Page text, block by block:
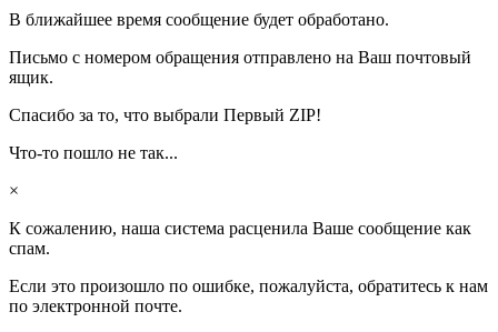
В ближайшее время сообщение будет обработано.
Письмо с номером обращения отправлено на Ваш почтовый
ящик.
Спасибо за то, что выбрали Первый ZIP!
Что-то пошло не так...
×
К сожалению, наша система расценила Ваше сообщение как
спам.
Если это произошло по ошибке, пожалуйста, обратитесь к нам
по электронной почте.